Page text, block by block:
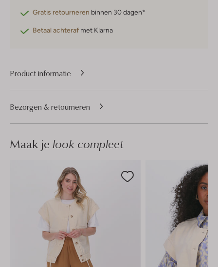
Gratis retourneren binnen 30 dagen*
Betaal achteraf met Klarna
Product informatie
Bezorgen & retourneren
Maak je look compleet